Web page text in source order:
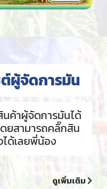
ต์ผู้จัดการมัน
ค้าผู้จัดการมันได้
ยสามารถคลิ๊กสิน
ด้เลยพี่น้อง
ดูเพิ่มเติม